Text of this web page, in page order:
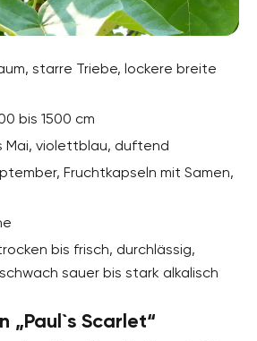
starre Triebe, lockere breite
bis 1500 cm
Mai, violettblau, duftend
Fruchtkapseln mit Samen,
bis frisch, durchlässig,
sauer bis stark alkalisch
„Paul`s Scarlet“